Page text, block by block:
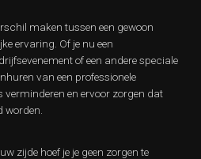
maken tussen een gewoon
ervaring. Of je nu een
of een andere speciale
van een professionele
en ervoor zorgen dat
zijde hoef je je geen zorgen te